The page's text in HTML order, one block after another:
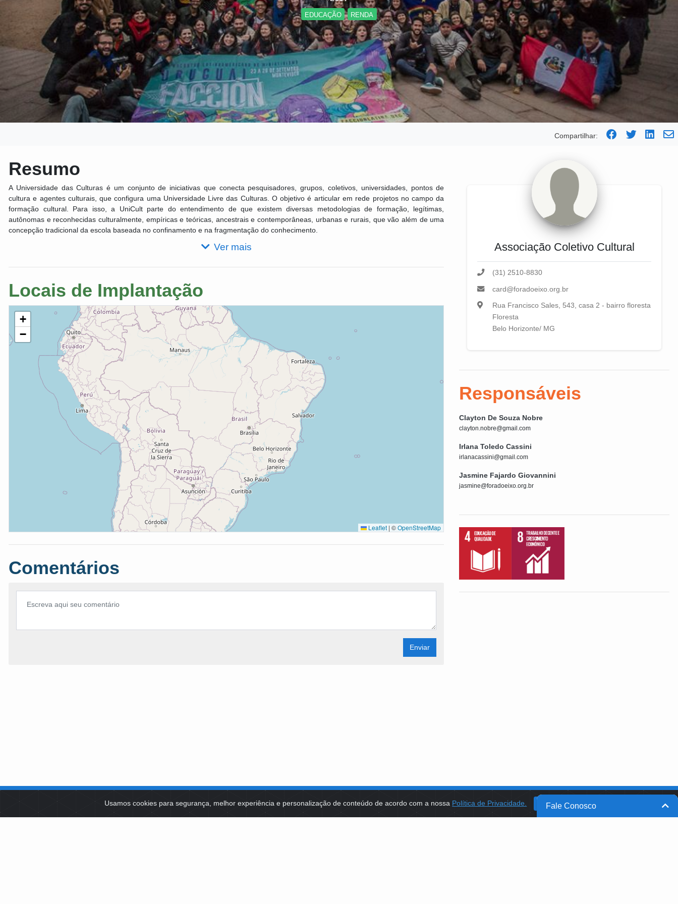
Usamos cookies para segurança, melhor experiência e personalização de conteúdo de acordo com a nossa Política de Privacidade. OK
EDUCAÇÃO RENDA
Compartilhar:
Resumo
A Universidade das Culturas é um conjunto de iniciativas que conecta pesquisadores, grupos, coletivos, universidades, pontos de
cultura e agentes culturais, que configura uma Universidade Livre das Culturas. O objetivo é articular em rede projetos no campo da
formação cultural. Para isso, a UniCult parte do entendimento de que existem diversas metodologias de formação, legítimas,
autônomas e reconhecidas culturalmente, empíricas e teóricas, ancestrais e contemporâneas, urbanas e rurais, que vão além de uma
concepção tradicional da escola baseada no confinamento e na fragmentação do conhecimento.
Ver mais
Locais de Implantação
+
−
Leaflet | ©OpenStreetMap
Comentários
Enviar
Associação Coletivo Cultural
(31) 2510-8830
card@foradoeixo.org.br
Rua Francisco Sales, 543, casa 2 - bairro floresta
Floresta
Belo Horizonte/ MG
Responsáveis
Clayton De Souza Nobre
clayton.nobre@gmail.com
Irlana Toledo Cassini
irlanacassini@gmail.com
Jasmine Fajardo Giovannini
jasmine@foradoeixo.org.br
Fale Conosco
PLATAFORMA DE TECNOLOGIAS IDENTIDADE VISUAL BANCO DO BRASIL